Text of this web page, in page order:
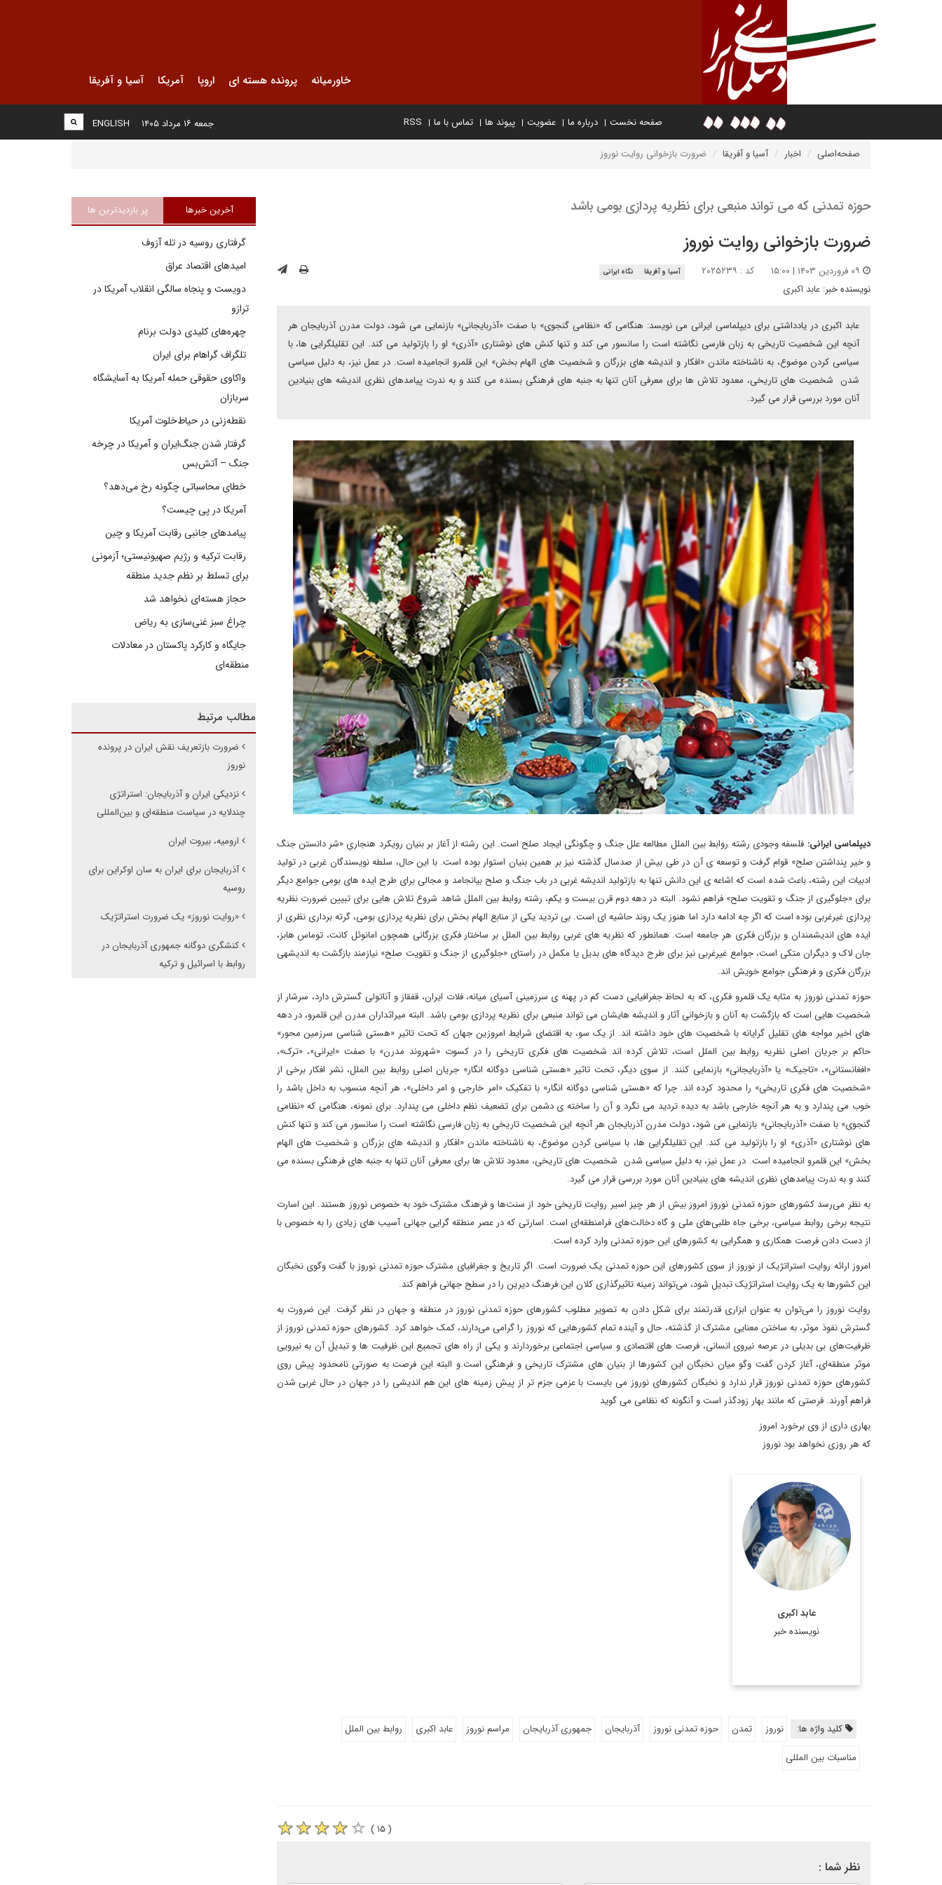
خاورمیانه پرونده هسته ای اروپا آمریکا آسیا و آفریقا
صفحه نخست درباره ما عضویت پیوند ها تماس با ما RSS
ENGLISH جمعه ۱۶ مرداد ۱۴۰۵
صفحه‌اصلی اخبار آسیا و آفریقا ضرورت بازخوانی روایت نوروز
حوزه تمدنی که می ‏تواند منبعی برای نظریه‏ پردازی بومی باشد
ضرورت بازخوانی روایت نوروز
کد : ۲۰۲۵۲۳۹ آسیا و آفریقا نگاه ایرانی
نویسنده خبر: عابد اکبری
عابد اکبری در یادداشتی برای دیپلماسی ایرانی می نویسد: هنگامی که «نظامی گنجوی» با صفت «آذربایجانی» بازنمایی می‏ شود، دولت مدرن آذربایجان هر
آنچه این شخصیت تاریخی به زبان فارسی نگاشته است را سانسور می ‏کند و تنها کنش ‏های نوشتاری «آذری» او را بازتولید می‏ کند. این تقلیل‏گرایی ‏ها، با
سیاسی کردن موضوع، به ناشناخته‏ ماندن «افکار و اندیشه ‏های بزرگان و شخصیت ‏های الهام بخش» این قلمرو انجامیده است. در عمل نیز، به دلیل سیاسی
شدن شخصیت‏ های تاریخی، معدود تلاش ‏ها برای معرفی آنان تنها به جنبه ‏های فرهنگی بسنده می ‏کنند و به ندرت پیامدهای نظری اندیشه ‏های بنیادین
آنان مورد بررسی قرار می ‏گیرد.
دیپلماسی ایرانی: فلسفه وجودی رشته روابط‏ بین ‏الملل مطالعه علل جنگ و چگونگی ایجاد صلح است. این رشته از آغاز بر بنیان رویکرد هنجاریِ «شر دانستن جنگ
و خیر پنداشتن صلح» قوام گرفت و توسعه ‏ی آن در طی بیش از صدسال گذشته نیز بر همین بنیان استوار بوده است. با این حال، سلطه نویسندگان غربی در تولید
ادبیات این رشته، باعث شده است که اشاعه‏ ی این دانش تنها به بازتولید اندیشه غربی در باب جنگ و صلح بیانجامد و مجالی برای طرح ایده ‏های بومی جوامع دیگر
برای «جلوگیری از جنگ و تقویت صلح» فراهم نشود. البته در دهه دوم قرن بیست و یکم، رشته روابط بین ‏الملل شاهد شروع تلاش‏ هایی برای تبیین ضرورت نظریه
‏پردازی غیرغربی بوده است که اگر چه ادامه دارد اما هنوز یک روند حاشیه ‏ای است. بی‏ تردید یکی از منابع الهام بخش برای نظریه ‏پردازی بومی، گرته ‏برداری نظری از
ایده ‏های اندیشمندان و بزرگان فکری هر جامعه است. همانطور که نظریه ‏های‏ غربی روابط ‏بین ‏الملل بر ساختار فکری بزرگانی همچون امانوئل کانت، توماس هابز،
جان لاک و دیگران متکی است، جوامع غیرغربی نیز برای طرح دیدگاه ‏های بدیل یا مکمل در راستای «جلوگیری از جنگ و تقویت صلح» نیازمند بازگشت به اندیشه‏ی
بزرگان فکری و فرهنگی جوامع خویش ‏اند.
حوزه تمدنی نوروز به مثابه یک قلمرو فکری، که به لحاظ جغرافیایی دست کم در پهنه ‏ی سرزمینی آسیای میانه، فلات ایران، قفقاز و آناتولی گسترش دارد، سرشار از
شخصیت ‏هایی است که بازگشت به آنان و بازخوانی آثار و اندیشه ‏هایشان می ‏تواند منبعی برای نظریه‏ پردازی بومی باشد. البته میراث‏داران مدرن این قلمرو، در دهه‏
های اخیر مواجه ه‏ای تقلیل‏ گرایانه با شخصیت ‏های خود داشته ‏اند. از یک سو، به اقتضای شرایط امروزین جهان که تحت تاثیر «هستی‏ شناسی سرزمین‏ محور»
حاکم بر جریان اصلی نظریه روابط بین ‏الملل است، تلاش کرده ‏اند شخصیت ‏های فکری تاریخی را در کسوت «شهروند مدرن» با صفت «ایرانی»، «ترک»،
«افغانستانی»، «تاجیک» یا «آذربایجانی» بازنمایی کنند. از سوی دیگر، تحت تاثیر «هستی ‏شناسی دوگانه ‏انگار» جریان اصلی روابط‏ بین ‏الملل، نشر افکار برخی از
«شخصیت ‏های فکری تاریخی» را محدود کرده ‏اند. چرا که «هستی شناسی دوگانه ‏انگار» با تفکیک «امر خارجی و امر داخلی»، هر آنچه منسوب به داخل باشد را
خوب می ‏پندارد و به هر آنچه خارجی باشد به دیده تردید می‏ نگرد و آن را ساخته ‏ی دشمن برای تضعیف نظم داخلی می‏ پندارد. برای نمونه، هنگامی که «نظامی
گنجوی» با صفت «آذربایجانی» بازنمایی می‏ شود، دولت مدرن آذربایجان هر آنچه این شخصیت تاریخی به زبان فارسی نگاشته است را سانسور می ‏کند و تنها کنش
‏های نوشتاری «آذری» او را بازتولید می‏ کند. این تقلیل‏گرایی ‏ها، با سیاسی کردن موضوع، به ناشناخته‏ ماندن «افکار و اندیشه ‏های بزرگان و شخصیت ‏های الهام
بخش» این قلمرو انجامیده است. در عمل نیز، به دلیل سیاسی شدن شخصیت‏ های تاریخی، معدود تلاش ‏ها برای معرفی آنان تنها به جنبه ‏های فرهنگی بسنده می
‏کنند و به ندرت پیامدهای نظری اندیشه ‏های بنیادین آنان مورد بررسی قرار می ‏گیرد.
به نظر می‌رسد کشورهای حوزه تمدنی نوروز امروز بیش از هر چیز اسیر روایت تاریخی خود از سنت‌ها و فرهنگ مشترک خود به خصوص نوروز هستند. این اسارت
نتیجه برخی روابط سیاسی، برخی جاه طلبی‌های ملی و گاه دخالت‌های فرامنطقه‌ای است. اسارتی که در عصر منطقه گرایی جهانی آسیب های زیادی را به خصوص با
از دست دادن فرصت همکاری و همگرایی به کشورهای این حوزه تمدنی وارد کرده است.
امروز ارائه روایت‌ استراتژیک از نوروز از سوی کشورهای این حوزه تمدنی یک ضرورت است. اگر تاریخ و جغرافیای مشترک حوزه تمدنی نوروز با گفت وگوی نخبگان
این کشورها به یک روایت استراتژیک تبدیل شود، می‌تواند زمینه تاثیرگذاری کلان این فرهنگ دیرین را در سطح جهانی فراهم کند.
روایت نوروز را می‌توان به عنوان ابزاری قدرتمند برای شکل دادن به تصویر مطلوب کشورهای حوزه تمدنی نوروز در منطقه و جهان در نظر گرفت. این ضرورت به
گسترش نفوذ موثر، به ساختن معنایی مشترک از گذشته، حال و آینده تمام کشورهایی که نوروز را گرامی می‌دارند، کمک خواهد کرد. کشورهای حوزه تمدنی نوروز از
ظرفیت‌های بی بدیلی در عرصه نیروی انسانی، فرصت های اقتصادی و سیاسی اجتماعی برخوردارند و یکی از راه های تجمیع این ظرفیت ها و تبدیل آن به نیرویی
موثر منطقه‌ای، آغاز کردن گفت وگو میان نخبگان این کشورها از بنیان های مشترک تاریخی و فرهنگی است.و البته این فرصت به صورتی نامحدود پیش روی
کشورهای حوزه تمدنی نوروز قرار ندارد و نخبگان کشورهای نوروز می بایست با عزمی جزم تر از پیش زمینه های این هم اندیشی را در جهان در حال غربی شدن
فراهم آورند. فرصتی که مانند بهار زودگذر است و آنگونه که نظامی می گوید
بهاری داری از وی برخورد امروز
که هر روزی نخواهد بود نوروز
عابد اکبری
نویسنده خبر
دکتر عابد اکبری، کارشناس
مسائل اروپا
اطلاعات بیشتر
کلید واژه ها: نوروز تمدن حوزه تمدنی نوروز آذربایجان جمهوری آذربایجان مراسم نوروز عابد اکبری
روابط بین الملل
مناسبات بین المللی
( ۱۵ )
نظر شما :
آخرین خبرها پر بازدیدترین ها
گرفتاری روسیه در تله آزوف
امیدهای اقتصاد عراق
دویست و پنجاه سالگی انقلاب آمریکا در
ترازو
چهره‌های کلیدی دولت برنام
تلگراف گراهام برای ایران
واکاوی حقوقی حمله آمریکا به آسایشگاه
سربازان
نقطه‌زنی در حیاط‌خلوت آمریکا
گرفتار شدن جنگ‌ایران و آمریکا در چرخه
جنگ – آتش‌بس
خطای محاسباتی چگونه رخ می‌دهد؟
آمریکا در پی چیست؟
پیامدهای جانبی رقابت آمریکا و چین
رقابت ترکیه و رژیم صهیونیستی؛ آزمونی
برای تسلط بر نظم جدید منطقه
حجاز هسته‌ای نخواهد شد
چراغ سبز غنی‌سازی به ریاض
جایگاه و کارکرد پاکستان در معادلات
منطقه‌ای
مطالب مرتبط
ضرورت بازتعریف نقش ایران در پرونده
نوروز
نزدیکی ایران و آذربایجان: استراتژی
چندلایه در سیاست منطقه‌ای و بین‌المللی
ارومیه، بیروت ایران
آذربایجان برای ایران به سان اوکراین برای
روسیه
«روایت نوروز» یک ضرورت استراتژیک
کنشگری دوگانه جمهوری آذربایجان در
روابط با اسرائیل و ترکیه